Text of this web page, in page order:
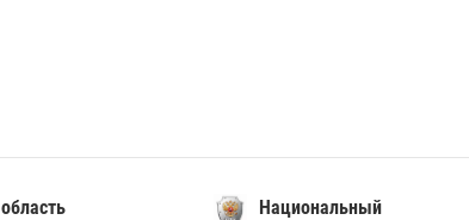
Национальный